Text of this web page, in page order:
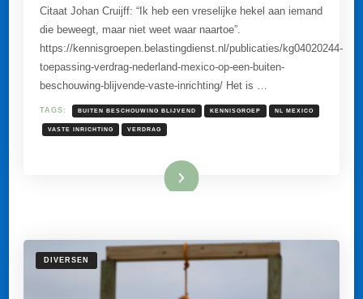
TOEPASSING
VERDRAG
NEDERLAND-
NU
OP
BUITEN
BLIJVENDE
Citaat Johan Cruijff: “Ik heb een vreselijke hekel aan iemand
die beweegt, maar niet weet waar naartoe”.
https://kennisgroepen.belastingdienst.nl/publicaties/kg04020244-
toepassing-verdrag-nederland-mexico-op-een-buiten-
beschouwing-blijvende-vaste-inrichting/ Het is …
TAGS: BUITEN BESCHOUWING BLIJVEND KENNISGROEP NL MEXICO
VASTE INRICHTING VERDRAG
Lees meer
DIVERSEN